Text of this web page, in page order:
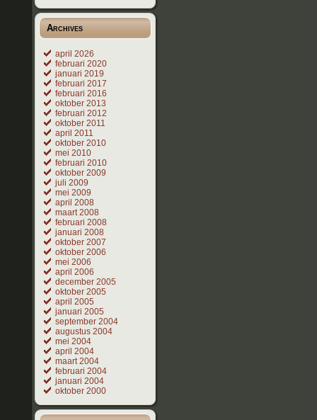
Archives
april 2026
februari 2020
januari 2019
februari 2017
februari 2016
oktober 2013
februari 2012
oktober 2011
april 2011
oktober 2010
mei 2010
februari 2010
oktober 2009
juli 2009
mei 2009
april 2008
maart 2008
februari 2008
januari 2008
oktober 2007
oktober 2006
mei 2006
april 2006
december 2005
oktober 2005
april 2005
januari 2005
september 2004
augustus 2004
mei 2004
april 2004
maart 2004
februari 2004
januari 2004
oktober 2000